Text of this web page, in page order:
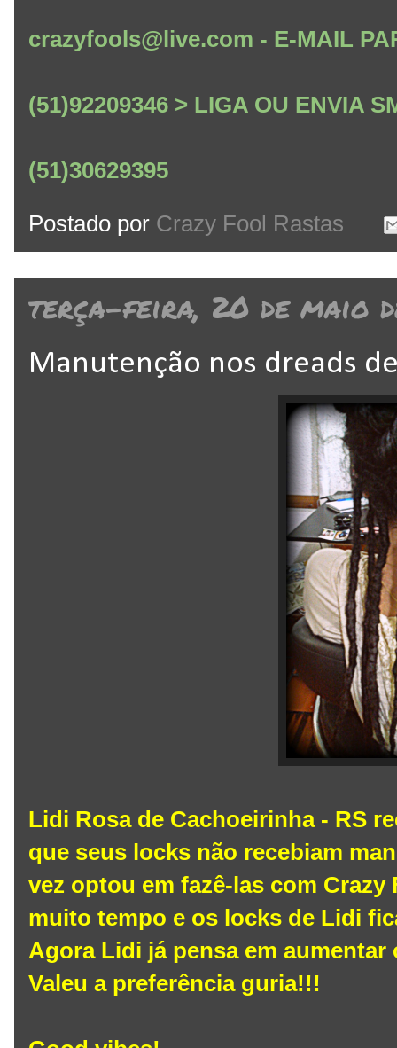
crazyfools@live.com - E-MAIL
(51)92209346 > LIGA OU ENVIA
(51)30629395
Postado por Crazy Fool Rastas
terça-feira, 20 de maio
Manutenção nos dreads
Lidi Rosa de Cachoeirinha - RS
que seus locks não recebiam
vez optou em fazê-las com
muito tempo e os locks de Lidi
Agora Lidi já pensa em
Valeu a preferência guria!!!